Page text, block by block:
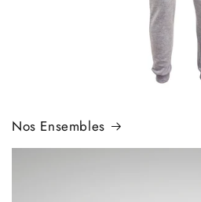
Nos Ensembles